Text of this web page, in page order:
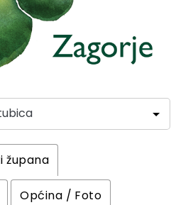
župana
Općina / Foto